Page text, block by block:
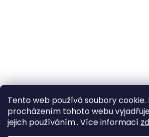
Tento web používá soubory cookie.
procházením tohoto webu
jejich používáním.. Více informací